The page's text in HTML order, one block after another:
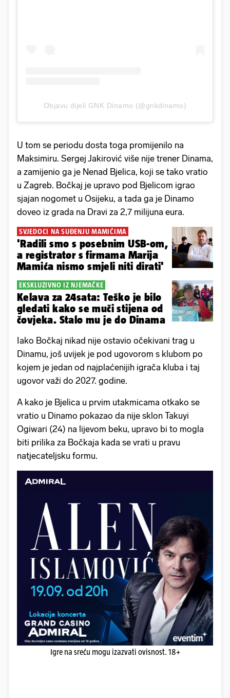
Objavu dijeli GNK Dinamo (@gnkdinamo)
U tom se periodu dosta toga promijenilo na
Maksimiru. Sergej Jakirović više nije trener Dinama,
a zamijenio ga je Nenad Bjelica, koji se tako vratio
u Zagreb. Bočkaj je upravo pod Bjelicom igrao
sjajan nogomet u Osijeku, a tada ga je Dinamo
doveo iz grada na Dravi za 2,7 milijuna eura.
SVJEDOCI NA SUĐENJU MAMIĆIMA
'Radili smo s posebnim USB-om,
a registrator s firmama Marija
Mamića nismo smjeli niti dirati'
EKSKLUZIVNO IZ NJEMAČKE
Kelava za 24sata: Teško je bilo
gledati kako se muči stijena od
čovjeka. Stalo mu je do Dinama
Iako Bočkaj nikad nije ostavio očekivani trag u
Dinamu, još uvijek je pod ugovorom s klubom po
kojem je jedan od najplaćenijih igrača kluba i taj
ugovor važi do 2027. godine.
A kako je Bjelica u prvim utakmicama otkako se
vratio u Dinamo pokazao da nije sklon Takuyi
Ogiwari (24) na lijevom beku, upravo bi to mogla
biti prilika za Bočkaja kada se vrati u pravu
natjecateljsku formu.
Igre na sreću mogu izazvati ovisnost. 18+